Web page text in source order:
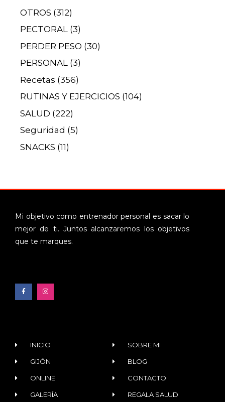
OTROS (312)
PECTORAL (3)
PERDER PESO (30)
PERSONAL (3)
Recetas (356)
RUTINAS Y EJERCICIOS (104)
SALUD (222)
Seguridad (5)
SNACKS (11)
Mi objetivo como entrenador personal es sacar lo
mejor de ti. Juntos alcanzaremos los objetivos
que te marques.
INICIO
GIJÓN
ONLINE
GALERÍA
SOBRE MI
BLOG
CONTACTO
REGALA SALUD